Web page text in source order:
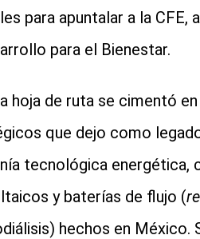
para apuntalar a la CFE,
para el Bienestar.
hoja de ruta se cimentó
que dejo como
tecnológica energética,
y baterías de flujo (
hechos en México.